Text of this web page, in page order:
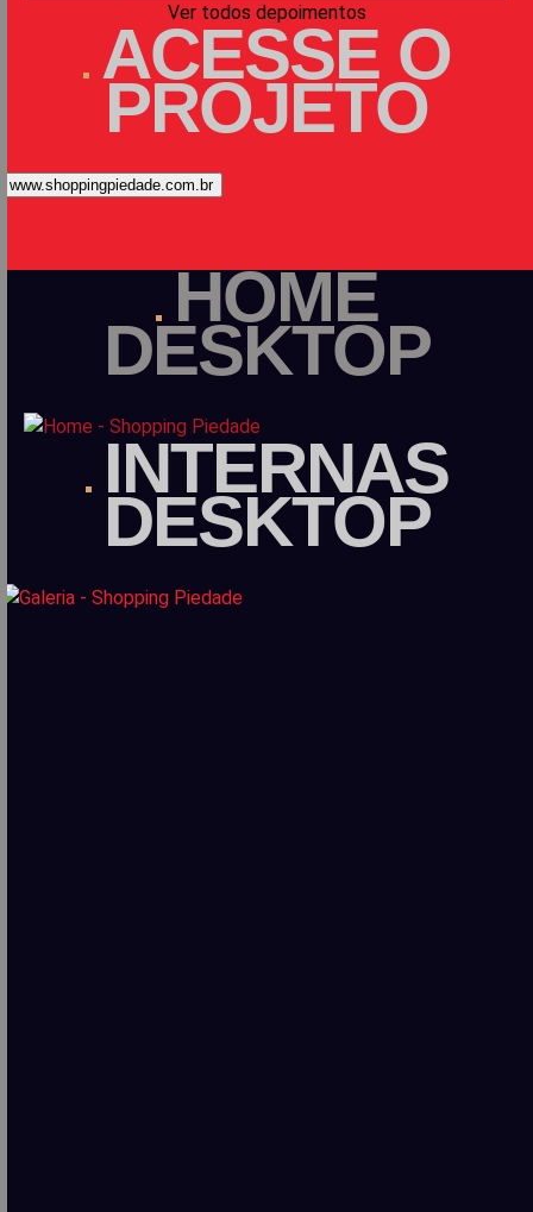
Ver todos depoimentos
ACESSE O
PROJETO
www.shoppingpiedade.com.br
HOME
DESKTOP
INTERNAS
DESKTOP